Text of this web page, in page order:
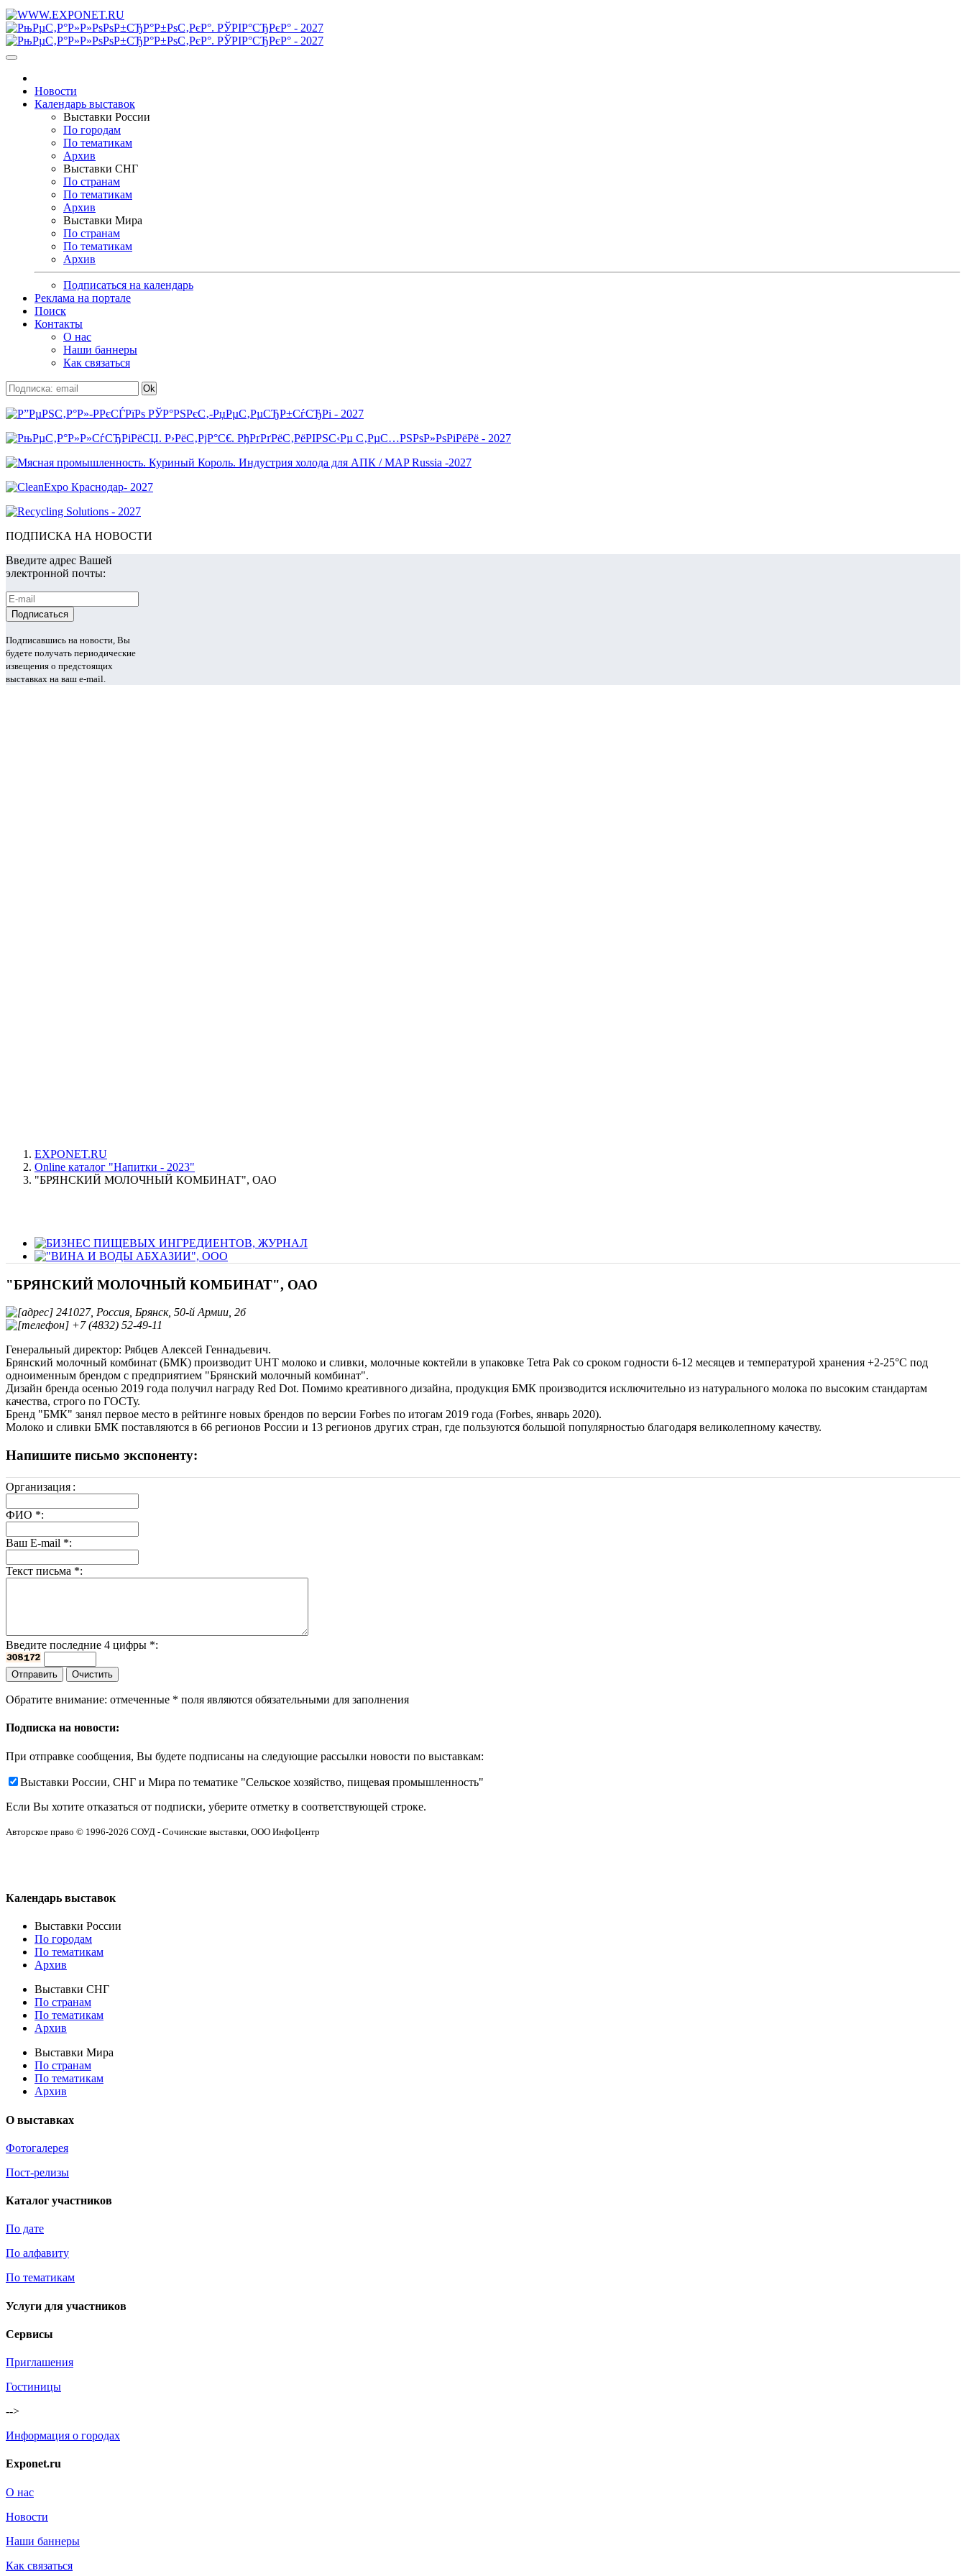
Новости
Календарь выставок
Выставки России
По городам
По тематикам
Архив
Выставки СНГ
По странам
По тематикам
Архив
Выставки Мира
По странам
По тематикам
Архив
Подписаться на календарь
Реклама на портале
Поиск
Контакты
О нас
Наши баннеры
Как связаться
ПОДПИСКА НА НОВОСТИ
Введите адрес Вашей
электронной почты:
Подписавшись на новости, Вы
будете получать периодические
извещения о предстоящих
выставках на ваш e-mail.
EXPONET.RU
Online каталог "Напитки - 2023"
"БРЯНСКИЙ МОЛОЧНЫЙ КОМБИНАТ", ОАО
"БРЯНСКИЙ МОЛОЧНЫЙ КОМБИНАТ", ОАО
241027, Россия, Брянск, 50-й Армии, 2б
+7 (4832) 52-49-11
Генеральный директор: Рябцев Алексей Геннадьевич.
Брянский молочный комбинат (БМК) производит UHT молоко и сливки, молочные коктейли в упаковке Tetra Pak со сроком годности 6-12 месяцев и температурой хранения +2-25°С под
одноименным брендом с предприятием "Брянский молочный комбинат".
Дизайн бренда осенью 2019 года получил награду Red Dot. Помимо креативного дизайна, продукция БМК производится исключительно из натурального молока по высоким стандартам
качества, строго по ГОСТу.
Бренд "БМК" занял первое место в рейтинге новых брендов по версии Forbes по итогам 2019 года (Forbes, январь 2020).
Молоко и сливки БМК поставляются в 66 регионов России и 13 регионов других стран, где пользуются большой популярностью благодаря великолепному качеству.
Напишите письмо экспоненту:
Организация :
ФИО *:
Ваш E-mail *:
Текст письма *:
Введите последние 4 цифры *:
Обратите внимание: отмеченные * поля являются обязательными для заполнения
Подписка на новости:
При отправке сообщения, Вы будете подписаны на следующие рассылки новости по выставкам:
Выставки России, СНГ и Мира по тематике "Сельское хозяйство, пищевая промышленность"
Если Вы хотите отказаться от подписки, уберите отметку в соответствующей строке.
Авторское право © 1996-2026 СОУД - Сочинские выставки, ООО ИнфоЦентр
Календарь выставок
Выставки России
По городам
По тематикам
Архив
Выставки СНГ
По странам
По тематикам
Архив
Выставки Мира
По странам
По тематикам
Архив
О выставках
Фотогалерея
Пост-релизы
Каталог участников
По дате
По алфавиту
По тематикам
Услуги для участников
Сервисы
Приглашения
Гостиницы
-->
Информация о городах
Exponet.ru
О нас
Новости
Наши баннеры
Как связаться